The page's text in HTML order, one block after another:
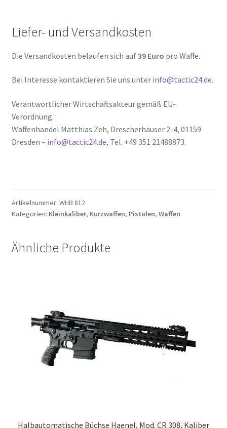
Liefer- und Versandkosten
Die Versandkosten belaufen sich auf39 Euro pro Waffe.
Bei Interesse kontaktieren Sie uns unter info@tactic24.de.
Verantwortlicher Wirtschaftsakteur gemäß EU-
Verordnung:
Waffenhandel Matthias Zeh, Drescherhäuser 2-4, 01159
Dresden – info@tactic24.de, Tel. +49 351 21488873.
Artikelnummer: WHB 812
Kategorien: Kleinkaliber, Kurzwaffen, Pistolen, Waffen
Ähnliche Produkte
Halbautomatische Büchse Haenel, Mod. CR 308, Kaliber